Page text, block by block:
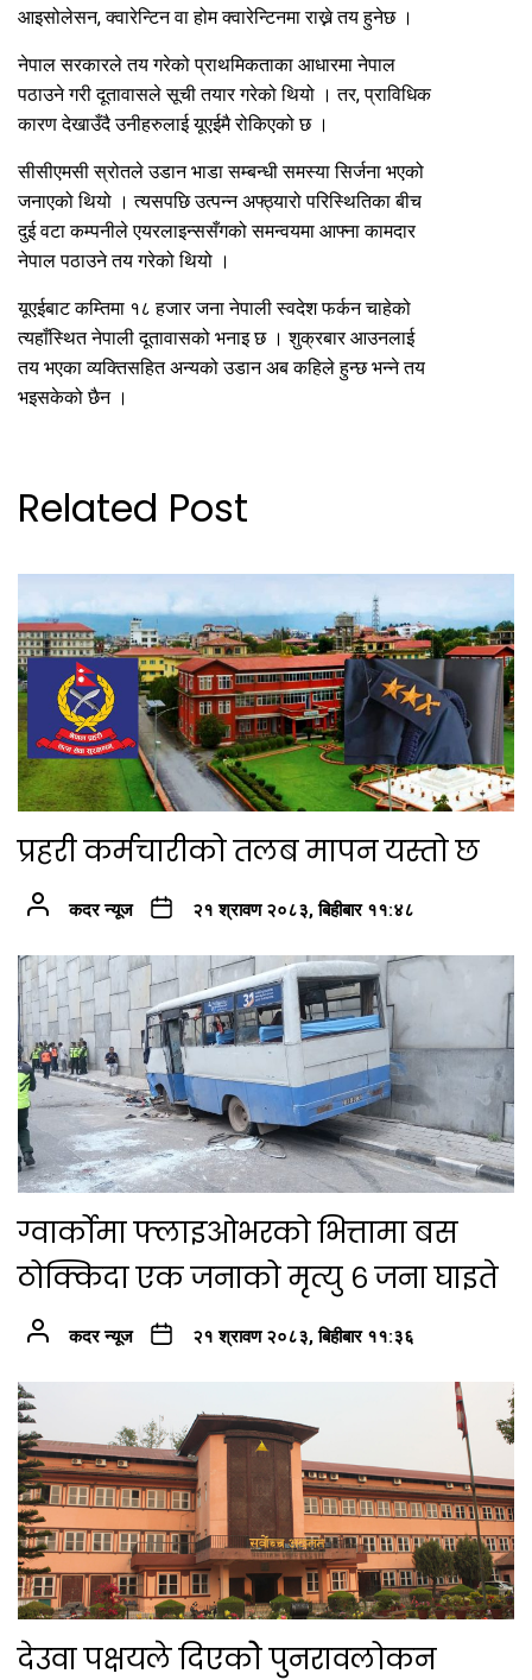
आइसोलेसन, क्वारेन्टिन वा होम क्वारेन्टिनमा राख्ने तय हुनेछ ।
नेपाल सरकारले तय गरेको प्राथमिकताका आधारमा नेपाल
पठाउने गरी दूतावासले सूची तयार गरेको थियो । तर, प्राविधिक
कारण देखाउँदै उनीहरुलाई यूएईमै रोकिएको छ ।
सीसीएमसी स्रोतले उडान भाडा सम्बन्धी समस्या सिर्जना भएको
जनाएको थियो । त्यसपछि उत्पन्न अफ्ठ्यारो परिस्थितिका बीच
दुई वटा कम्पनीले एयरलाइन्ससँगको समन्वयमा आफ्ना कामदार
नेपाल पठाउने तय गरेको थियो ।
यूएईबाट कम्तिमा १८ हजार जना नेपाली स्वदेश फर्कन चाहेको
त्यहाँस्थित नेपाली दूतावासको भनाइ छ । शुक्रबार आउनलाई
तय भएका व्यक्तिसहित अन्यको उडान अब कहिले हुन्छ भन्ने तय
भइसकेको छैन ।
Related Post
प्रहरी कर्मचारीको तलब मापन यस्तो छ
कदर न्यूज २१ श्रावण २०८३, बिहीबार ११:४८
ग्वार्कोमा फ्लाइओभरको भित्तामा बस
ठोक्किदा एक जनाको मृत्यु ६ जना घाइते
कदर न्यूज २१ श्रावण २०८३, बिहीबार ११:३६
देउवा पक्षयले दिएकोे पुनरावलोकन